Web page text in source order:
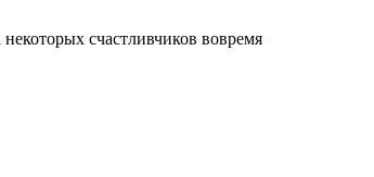
счастливчиков вовремя